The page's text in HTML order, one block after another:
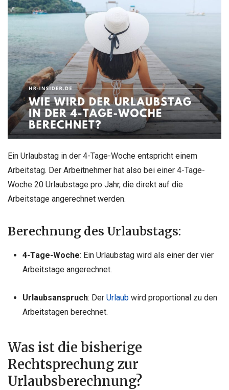
Ein Urlaubstag in der 4-Tage-Woche entspricht einem
Arbeitstag. Der Arbeitnehmer hat also bei einer 4-Tage-
Woche 20 Urlaubstage pro Jahr, die direkt auf die
Arbeitstage angerechnet werden.
Berechnung des Urlaubstags:
4-Tage-Woche: Ein Urlaubstag wird als einer der vier
Arbeitstage angerechnet.
Urlaubsanspruch: Der Urlaubwird proportional zu den
Arbeitstagen berechnet.
Was ist die bisherige
Rechtsprechung zur
Urlaubsberechnung?